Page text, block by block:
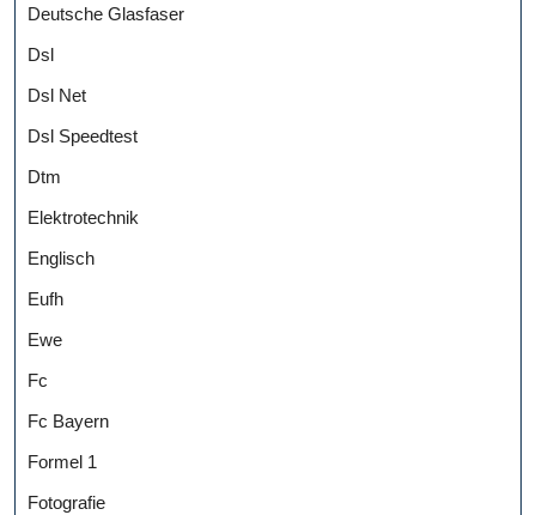
Deutsche Glasfaser
Dsl
Dsl Net
Dsl Speedtest
Dtm
Elektrotechnik
Englisch
Eufh
Ewe
Fc
Fc Bayern
Formel 1
Fotografie